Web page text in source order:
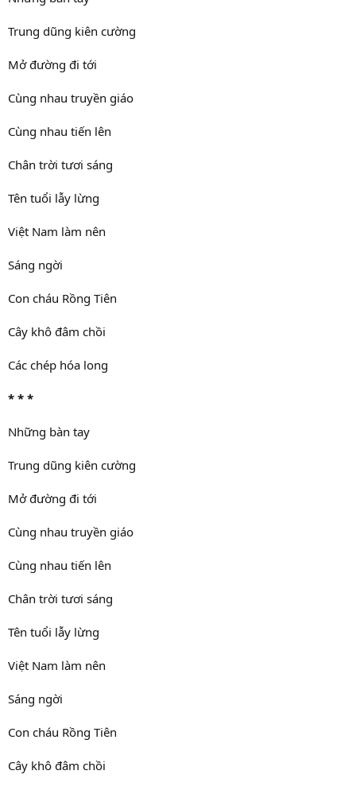
Trung dũng kiên cường
Mở đường đi tới
Cùng nhau truyền giáo
Cùng nhau tiến lên
Chân trời tươi sáng
Tên tuổi lẫy lừng
Việt Nam làm nên
Sáng ngời
Con cháu Rồng Tiên
Cây khô đâm chồi
Các chép hóa long
* * *
Những bàn tay
Trung dũng kiên cường
Mở đường đi tới
Cùng nhau truyền giáo
Cùng nhau tiến lên
Chân trời tươi sáng
Tên tuổi lẫy lừng
Việt Nam làm nên
Sáng ngời
Con cháu Rồng Tiên
Cây khô đâm chồi